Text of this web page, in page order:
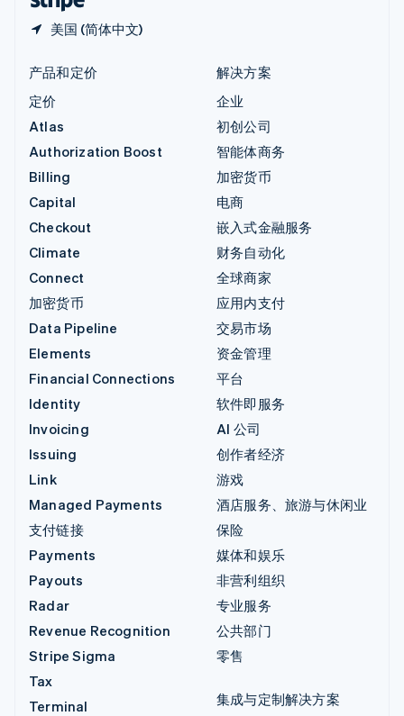
美国 (简体中文)
产品和定价
定价
Atlas
Authorization Boost
Billing
Capital
Checkout
Climate
Connect
加密货币
Data Pipeline
Elements
Financial Connections
Identity
Invoicing
Issuing
Link
Managed Payments
支付链接
Payments
Payouts
Radar
Revenue Recognition
Stripe Sigma
Tax
Terminal
解决方案
企业
初创公司
智能体商务
加密货币
电商
嵌入式金融服务
财务自动化
全球商家
应用内支付
交易市场
资金管理
平台
软件即服务
AI 公司
创作者经济
游戏
酒店服务、旅游与休闲业
保险
媒体和娱乐
非营利组织
专业服务
公共部门
零售
集成与定制解决方案